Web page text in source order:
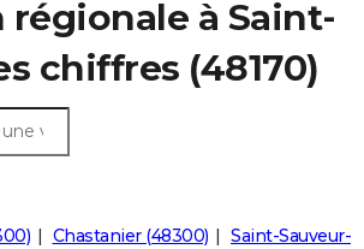
à Saint-
chiffres (48170)
Chastanier (48300)
Saint-Sauveur-